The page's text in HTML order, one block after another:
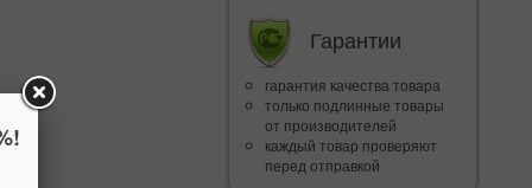
Гарантии
гарантия качества товара
только подлинные товары
от производителей
каждый товар проверяют
перед отправкой